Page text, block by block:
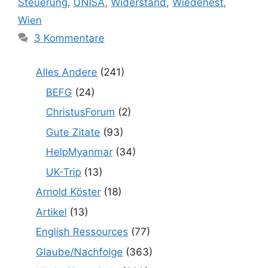
Steuerung, UNISA, Widerstand, Wiedenest,
Wien
3 Kommentare
Alles Andere (241)
BEFG (24)
ChristusForum (2)
Gute Zitate (93)
HelpMyanmar (34)
UK-Trip (13)
Arnold Köster (18)
Artikel (13)
English Ressources (77)
Glaube/Nachfolge (363)